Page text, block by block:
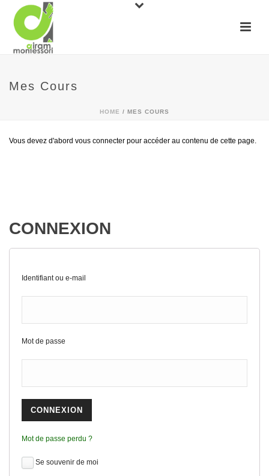
Mes Cours
HOME / MES COURS
Vous devez d'abord vous connecter pour accéder au contenu de cette page.
CONNEXION
Identifiant ou e-mail
Mot de passe
Mot de passe perdu ?
Se souvenir de moi